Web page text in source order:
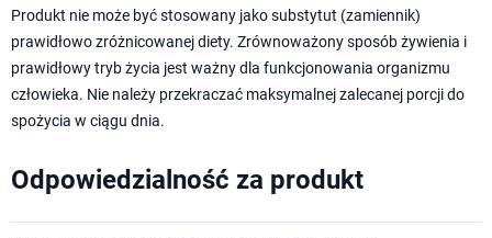
Produkt nie może być stosowany jako substytut (zamiennik)
prawidłowo zróżnicowanej diety. Zrównoważony sposób żywienia i
prawidłowy tryb życia jest ważny dla funkcjonowania organizmu
człowieka. Nie należy przekraczać maksymalnej zalecanej porcji do
spożycia w ciągu dnia.
Odpowiedzialność za produkt